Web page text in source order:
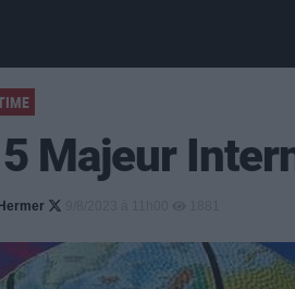
Majeur